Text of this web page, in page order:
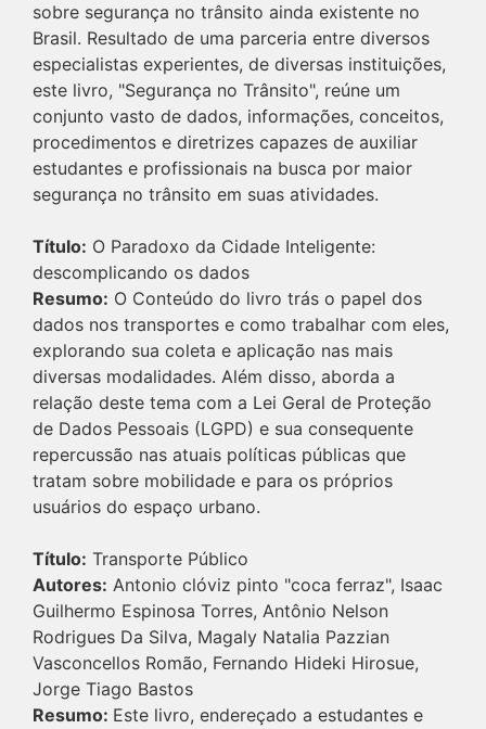
sobre segurança no trânsito ainda existente no
Brasil. Resultado de uma parceria entre diversos
especialistas experientes, de diversas instituições,
este livro, "Segurança no Trânsito", reúne um
conjunto vasto de dados, informações, conceitos,
procedimentos e diretrizes capazes de auxiliar
estudantes e profissionais na busca por maior
segurança no trânsito em suas atividades.
Título: O Paradoxo da Cidade Inteligente:
descomplicando os dados
Resumo: O Conteúdo do livro trás o papel dos
dados nos transportes e como trabalhar com eles,
explorando sua coleta e aplicação nas mais
diversas modalidades. Além disso, aborda a
relação deste tema com a Lei Geral de Proteção
de Dados Pessoais (LGPD) e sua consequente
repercussão nas atuais políticas públicas que
tratam sobre mobilidade e para os próprios
usuários do espaço urbano.
Título: Transporte Público
Autores: Antonio clóviz pinto "coca ferraz", Isaac
Guilhermo Espinosa Torres, Antônio Nelson
Rodrigues Da Silva, Magaly Natalia Pazzian
Vasconcellos Romão, Fernando Hideki Hirosue,
Jorge Tiago Bastos
Resumo: Este livro, endereçado a estudantes e